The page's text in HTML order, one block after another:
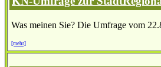
Was meinen Sie? Die Umfrage vom
[mehr]